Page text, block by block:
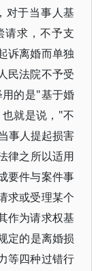
对于当事人基
请求，不予支
诉离婚而单独
民法院不予受
的是"基于婚
就是说，"不
事人提起损害
律之所以适用
要件与案件事
求或受理某个
作为请求权基
定的是离婚损
等四种过错行